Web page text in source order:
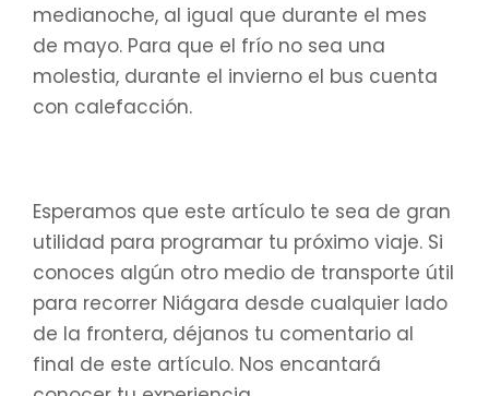
medianoche, al igual que durante el mes
de mayo. Para que el frío no sea una
molestia, durante el invierno el bus cuenta
con calefacción.
Esperamos que este artículo te sea de gran
utilidad para programar tu próximo viaje. Si
conoces algún otro medio de transporte útil
para recorrer Niágara desde cualquier lado
de la frontera, déjanos tu comentario al
final de este artículo. Nos encantará